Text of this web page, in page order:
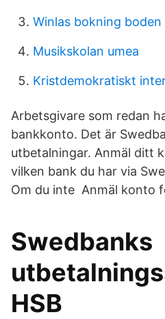
Winlas bokning boden
Musikskolan umea
Kristdemokratiskt
Arbetsgivare som redan
bankkonto. Det är
utbetalningar. Anmäl ditt
vilken bank du har via
Om du inte Anmäl konto
Swedbanks
HSB